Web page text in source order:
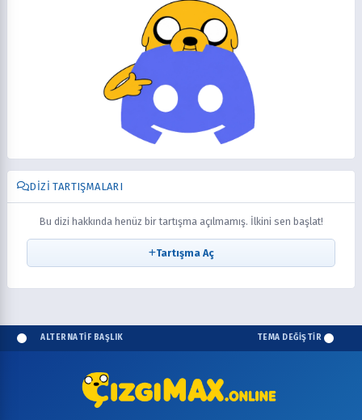
DIZI TARTIŞMALARI
Bu dizi hakkında henüz bir tartışma açılmamış. İlkini sen başlat!
Tartışma Aç
ALTERNATİF BAŞLIK TEMA DEĞİŞTİR